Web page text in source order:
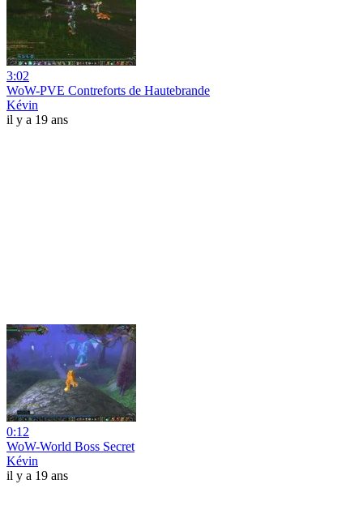
3:02
WoW-PVE Contreforts de Hautebrande
Kévin
il y a 19 ans
0:12
WoW-World Boss Secret
Kévin
il y a 19 ans